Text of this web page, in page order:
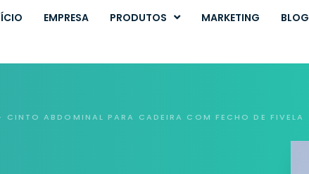
EMPRESA PRODUTOS MARKETING BLOG
CINTO ABDOMINAL PARA CADEIRA COM FECHO DE FIVELA